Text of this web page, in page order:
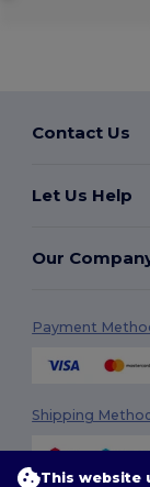
Contact Us
Let Us Help
Our
Payment
Shipping
This website